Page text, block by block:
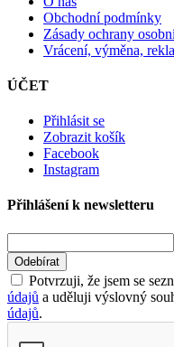
Obchodní podmínky
Zásady ochrany
Vrácení, výměna,
ÚČET
Přihlásit se
Zobrazit košík
Facebook
Instagram
Přihlášení k newsletteru
Odebírat
Potvrzuji, že jsem se
údajů a uděluji výslovný
údajů.